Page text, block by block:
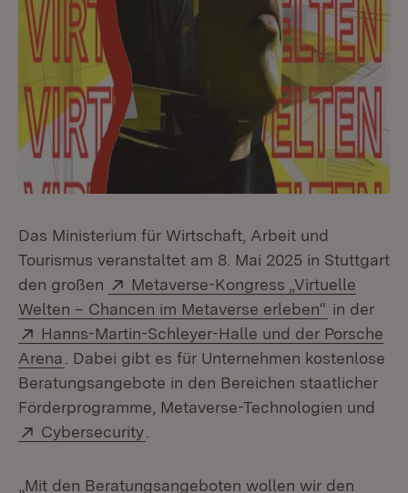
Das Ministerium für Wirtschaft, Arbeit und
Tourismus veranstaltet am 8. Mai 2025 in Stuttgart
den großen
Extern:
Metaverse-Kongress „Virtuelle
Welten – Chancen im Metaverse erleben“ (Öffnet in
in der
Extern:
Hanns-Martin-Schleyer-Halle und der Porsche
Arena (Öffnet in neuem Fenster)
. Dabei gibt es für Unternehmen kostenlose
Beratungsangebote in den Bereichen staatlicher
Förderprogramme, Metaverse-Technologien und
Extern:
Cybersecurity
„Mit den Beratungsangeboten wollen wir den